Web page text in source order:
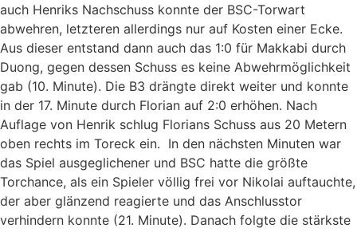
auch Henriks Nachschuss konnte der BSC-Torwart
abwehren, letzteren allerdings nur auf Kosten einer Ecke.
Aus dieser entstand dann auch das 1:0 für Makkabi durch
Duong, gegen dessen Schuss es keine Abwehrmöglichkeit
gab (10. Minute). Die B3 drängte direkt weiter und konnte
in der 17. Minute durch Florian auf 2:0 erhöhen. Nach
Auflage von Henrik schlug Florians Schuss aus 20 Metern
oben rechts im Toreck ein. In den nächsten Minuten war
das Spiel ausgeglichener und BSC hatte die größte
Torchance, als ein Spieler völlig frei vor Nikolai auftauchte,
der aber glänzend reagierte und das Anschlusstor
verhindern konnte (21. Minute). Danach folgte die stärkste